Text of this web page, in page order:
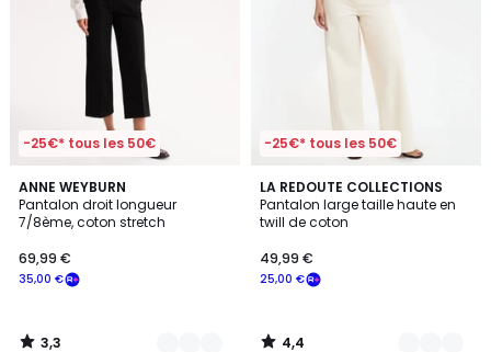
-25€* tous les 50€
ANNE WEYBURN
Pantalon droit longueur
7/8ème, coton stretch
35,00 €
69,99 €
3,3
/ 5
2
Couleurs
3,3
-25€* tous les 50€
LA REDOUTE COLLECTIONS
Pantalon large taille haute en
twill de coton
25,00 €
49,99 €
4,4
/ 5
3
Couleurs
4,4